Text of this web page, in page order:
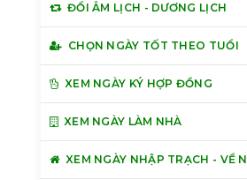
ĐỔI ÂM LỊCH - DƯƠNG LỊCH
CHỌN NGÀY TỐT THEO TUỔI
XEM NGÀY KÝ HỢP ĐỒNG
XEM NGÀY LÀM NHÀ
XEM NGÀY NHẬP TRẠCH - VỀ